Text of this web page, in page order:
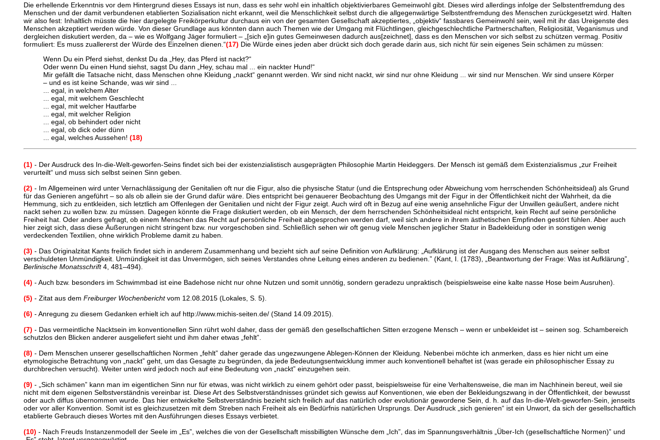
Die erhellende Erkenntnis vor dem Hintergrund dieses Essays ist nun, dass es sehr wohl ein inhaltlich objektivierbares Gemeinwohl gibt. Dieses wird allerdings infolge der Selbstentfremdung des
Menschen und der damit verbundenen etablierten Sozialisation nicht erkannt, weil die Menschlichkeit selbst durch die allgegenwärtige Selbstentfremdung des Menschen zurückgesetzt wird. Halten
wir also fest: Inhaltlich müsste die hier dargelegte Freikörperkultur durchaus ein von der gesamten Gesellschaft akzeptiertes, „objektiv“ fassbares Gemeinwohl sein, weil mit ihr das Ureigenste des
Menschen akzeptiert werden würde. Von dieser Grundlage aus könnten dann auch Themen wie der Umgang mit Flüchtlingen, gleichgeschlechtliche Partnerschaften, Religiosität, Veganismus und
dergleichen diskutiert werden, da – wie es Wolfgang Jäger formuliert – „[sich e]in gutes Gemeinwesen dadurch aus[zeichnet], dass es den Menschen vor sich selbst zu schützen vermag. Positiv
formuliert: Es muss zuallererst der Würde des Einzelnen dienen.“(17) Die Würde eines jeden aber drückt sich doch gerade darin aus, sich nicht für sein eigenes Sein schämen zu müssen:
Wenn Du ein Pferd siehst, denkst Du da „Hey, das Pferd ist nackt?“
Oder wenn Du einen Hund siehst, sagst Du dann „Hey, schau mal ... ein nackter Hund!“
Mir gefällt die Tatsache nicht, dass Menschen ohne Kleidung „nackt“ genannt werden. Wir sind nicht nackt, wir sind nur ohne Kleidung ... wir sind nur Menschen. Wir sind unsere Körper
– und es ist keine Schande, was wir sind ...
... egal, in welchem Alter
... egal, mit welchem Geschlecht
... egal, mit welcher Hautfarbe
... egal, mit welcher Religion
... egal, ob behindert oder nicht
... egal, ob dick oder dünn
... egal, welches Aussehen! (18)
(1) - Der Ausdruck des In-die-Welt-geworfen-Seins findet sich bei der existenzialistisch ausgeprägten Philosophie Martin Heideggers. Der Mensch ist gemäß dem Existenzialismus „zur Freiheit
verurteilt“ und muss sich selbst seinen Sinn geben.
(2) - Im Allgemeinen wird unter Vernachlässigung der Genitalien oft nur die Figur, also die physische Statur (und die Entsprechung oder Abweichung vom herrschenden Schönheitsideal) als Grund
für das Genieren angeführt – so als ob allein sie der Grund dafür wäre. Dies entspricht bei genauerer Beobachtung des Umgangs mit der Figur in der Öffentlichkeit nicht der Wahrheit, da die
Hemmung, sich zu entkleiden, sich letztlich am Offenlegen der Genitalien und nicht der Figur zeigt. Auch wird oft in Bezug auf eine wenig ansehnliche Figur der Unwillen geäußert, andere nicht
nackt sehen zu wollen bzw. zu müssen. Dagegen könnte die Frage diskutiert werden, ob ein Mensch, der dem herrschenden Schönheitsideal nicht entspricht, kein Recht auf seine persönliche
Freiheit hat. Oder anders gefragt, ob einem Menschen das Recht auf persönliche Freiheit abgesprochen werden darf, weil sich andere in ihrem ästhetischen Empfinden gestört fühlen. Aber auch
hier zeigt sich, dass diese Äußerungen nicht stringent bzw. nur vorgeschoben sind. Schließlich sehen wir oft genug viele Menschen jeglicher Statur in Badekleidung oder in sonstigen wenig
verdeckenden Textilien, ohne wirklich Probleme damit zu haben.
(3) - Das Originalzitat Kants freilich findet sich in anderem Zusammenhang und bezieht sich auf seine Definition von Aufklärung: „Aufklärung ist der Ausgang des Menschen aus seiner selbst
verschuldeten Unmündigkeit. Unmündigkeit ist das Unvermögen, sich seines Verstandes ohne Leitung eines anderen zu bedienen.” (Kant, I. (1783), „Beantwortung der Frage: Was ist Aufklärung”,
Berlinische Monatsschrift4, 481–494).
(4) - Auch bzw. besonders im Schwimmbad ist eine Badehose nicht nur ohne Nutzen und somit unnötig, sondern geradezu unpraktisch (beispielsweise eine kalte nasse Hose beim Ausruhen).
(5) - Zitat aus dem Freiburger Wochenberichtvom 12.08.2015 (Lokales, S. 5).
(6) - Anregung zu diesem Gedanken erhielt ich auf http://www.michis-seiten.de/ (Stand 14.09.2015).
(7) - Das vermeintliche Nacktsein im konventionellen Sinn rührt wohl daher, dass der gemäß den gesellschaftlichen Sitten erzogene Mensch – wenn er unbekleidet ist – seinen sog. Schambereich
schutzlos den Blicken anderer ausgeliefert sieht und ihm daher etwas „fehlt”.
(8) - Dem Menschen unserer gesellschaftlichen Normen „fehlt” daher gerade das ungezwungene Ablegen-Können der Kleidung. Nebenbei möchte ich anmerken, dass es hier nicht um eine
etymologische Betrachtung von „nackt” geht, um das Gesagte zu begründen, da jede Bedeutungsentwicklung immer auch konventionell behaftet ist (was gerade ein philosophischer Essay zu
durchbrechen versucht). Weiter unten wird jedoch noch auf eine Bedeutung von „nackt” einzugehen sein.
(9) - „Sich schämen” kann man im eigentlichen Sinn nur für etwas, was nicht wirklich zu einem gehört oder passt, beispielsweise für eine Verhaltensweise, die man im Nachhinein bereut, weil sie
nicht mit dem eigenen Selbstverständnis vereinbar ist. Diese Art des Selbstverständnisses gründet sich gewiss auf Konventionen, wie eben der Bekleidungszwang in der Öffentlichkeit, der bewusst
oder auch diffus übernommen wurde. Das hier entwickelte Selbstverständnis bezieht sich freilich auf das natürlich oder evolutionär gewordene Sein, d. h. auf das In-die-Welt-geworfen-Sein, jenseits
oder vor aller Konvention. Somit ist es gleichzusetzen mit dem Streben nach Freiheit als ein Bedürfnis natürlichen Ursprungs. Der Ausdruck „sich genieren“ ist ein Unwort, da sich der gesellschaftlich
etablierte Gebrauch dieses Wortes mit den Ausführungen dieses Essays verbietet.
(10) - Nach Freuds Instanzenmodell der Seele im „Es”, welches die von der Gesellschaft missbilligten Wünsche dem „Ich”, das im Spannungsverhältnis „Über-Ich (gesellschaftliche Normen)” und